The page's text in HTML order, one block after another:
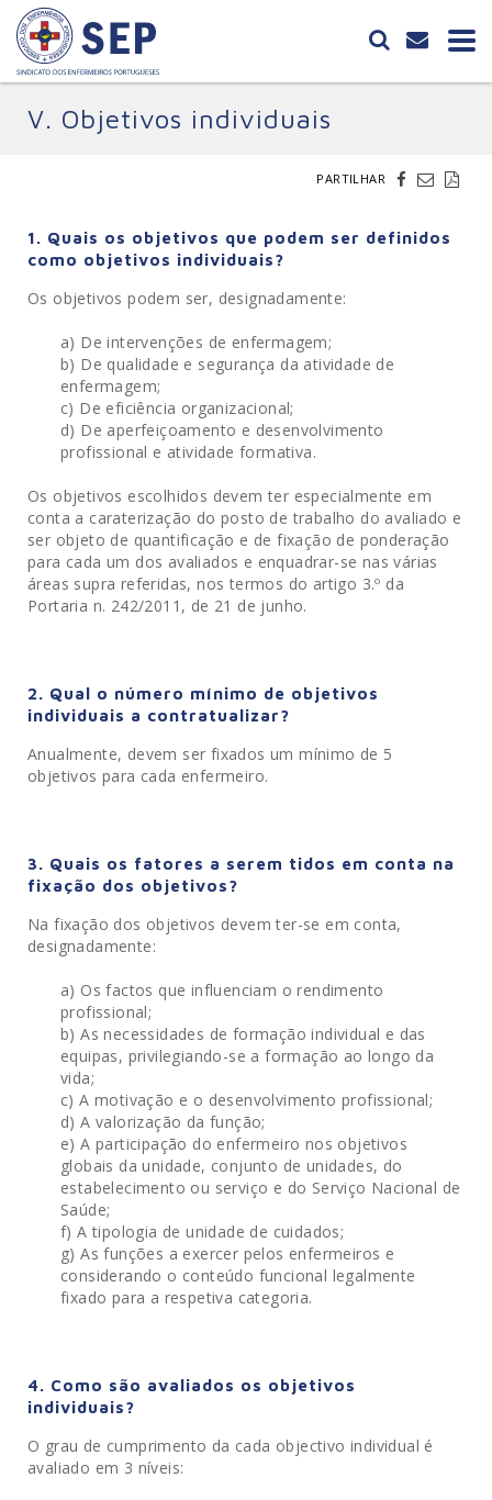
V. Objetivos individuais
PARTILHAR
1. Quais os objetivos que podem ser definidos
como objetivos individuais?
Os objetivos podem ser, designadamente:
a) De intervenções de enfermagem;
b) De qualidade e segurança da atividade de
enfermagem;
c) De eficiência organizacional;
d) De aperfeiçoamento e desenvolvimento
profissional e atividade formativa.
Os objetivos escolhidos devem ter especialmente em
conta a caraterização do posto de trabalho do avaliado e
ser objeto de quantificação e de fixação de ponderação
para cada um dos avaliados e enquadrar-se nas várias
áreas supra referidas, nos termos do artigo 3.º da
Portaria n. 242/2011, de 21 de junho.
2. Qual o número mínimo de objetivos
individuais a contratualizar?
Anualmente, devem ser fixados um mínimo de 5
objetivos para cada enfermeiro.
3. Quais os fatores a serem tidos em conta na
fixação dos objetivos?
Na fixação dos objetivos devem ter-se em conta,
designadamente:
a) Os factos que influenciam o rendimento
profissional;
b) As necessidades de formação individual e das
equipas, privilegiando-se a formação ao longo da
vida;
c) A motivação e o desenvolvimento profissional;
d) A valorização da função;
e) A participação do enfermeiro nos objetivos
globais da unidade, conjunto de unidades, do
estabelecimento ou serviço e do Serviço Nacional de
Saúde;
f) A tipologia de unidade de cuidados;
g) As funções a exercer pelos enfermeiros e
considerando o conteúdo funcional legalmente
fixado para a respetiva categoria.
4. Como são avaliados os objetivos
individuais?
O grau de cumprimento da cada objectivo individual é
avaliado em 3 níveis: